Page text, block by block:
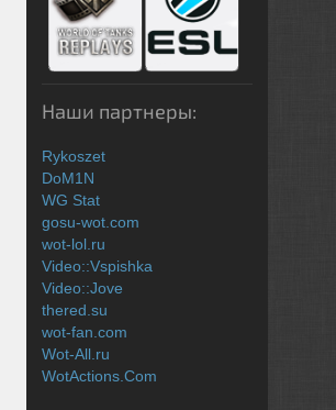
Наши партнеры:
Rykoszet
DoM1N
WG Stat
gosu-wot.com
wot-lol.ru
Video::Vspishka
Video::Jove
thered.su
wot-fan.com
Wot-All.ru
WotActions.Com